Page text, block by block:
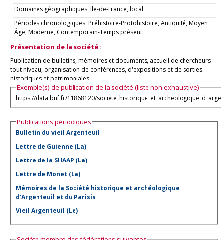
Domaines géographiques: Ile-de-France, local
Périodes chronologiques: Préhistoire-Protohistoire, Antiquité, Moyen
Âge, Moderne, Contemporain-Temps présent
Présentation de la société :
Publication de bulletins, mémoires et documents, accueil de chercheurs
tout niveau, organisation de conférences, d'expositions et de sorties
historiques et patrimoniales.
Exemple(s) de publication de la société (liste non exhaustive)
https://data.bnf.fr/11868120/
Publications périodiques
Bulletin du vieil Argenteuil
Lettre de Guienne (La)
Lettre de la SHAAP (La)
Lettre de Monet (La)
Mémoires de la Société historique et archéologique
d'Argenteuil et du Parisis
Vieil Argenteuil (Le)